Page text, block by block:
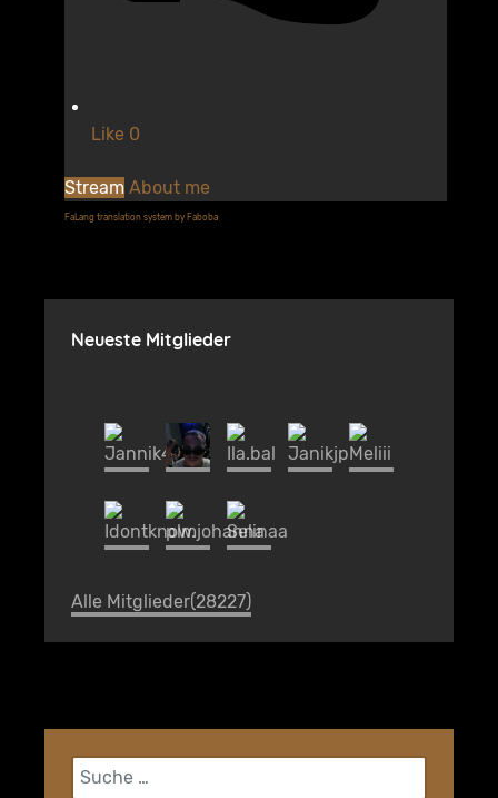
Like 0
Stream About me
FaLang translation system by Faboba
Neueste Mitglieder
Alle Mitglieder(28227)
Suchen